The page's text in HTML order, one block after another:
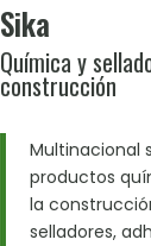
Sika
Química y
construcción
Multinacional
productos
la
selladores,